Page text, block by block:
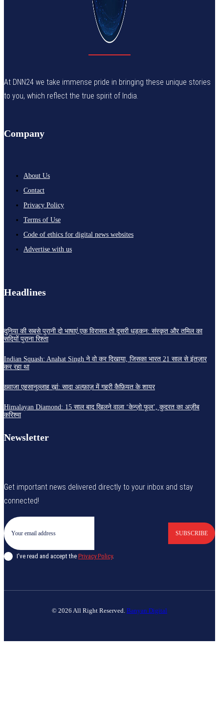
At DNN24 we take immense pride in bringing these unique stories
to you, which reflect the true spirit of India.
Company
About Us
Contact
Privacy Policy
Terms of Use
Code of ethics for digital news websites
Advertise with us
Headlines
दुनिया की सबसे पुरानी दो भाषाएं,एक विरासत तो दूसरी धड़कन: संस्कृत और तमिल का
सदियों पुराना रिश्ता
Indian Squash: Anahat Singh ने वो कर दिखाया, जिसका भारत 21 साल से इंतज़ार
कर रहा था
ख़्वाजा एहसानुल्लाह ख़ां: सादा अल्फ़ाज़ में गहरी कैफ़ियत के शायर
Himalayan Diamond: 15 साल बाद खिलने वाला ‘केन्ज़ो फूल’, कुदरत का अज़ीब
करिश्मा
Newsletter
Get important news delivered directly to your inbox and stay
connected!
SUBSCRIBE
I've read and accept the Privacy Policy.
© 2026 All Right Reserved. Banyan Digital